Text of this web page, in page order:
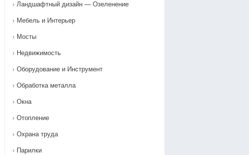
Ландшафтный дизайн — Озеленение‎
Мебель и Интерьер
Мосты
Недвижимость
Оборудование и Инструмент
Обработка металла
Окна
Отопление
Охрана труда
Парилки